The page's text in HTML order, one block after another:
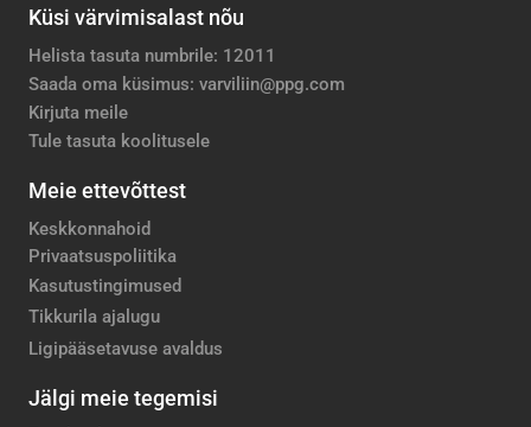
Küsi värvimisalast nõu
Helista tasuta numbrile: 12011
Saada oma küsimus: varviliin@ppg.com
Kirjuta meile
Tule tasuta koolitusele
Meie ettevõttest
Keskkonnahoid
Privaatsuspoliitika
Kasutustingimused
Tikkurila ajalugu
Ligipääsetavuse avaldus
Jälgi meie tegemisi